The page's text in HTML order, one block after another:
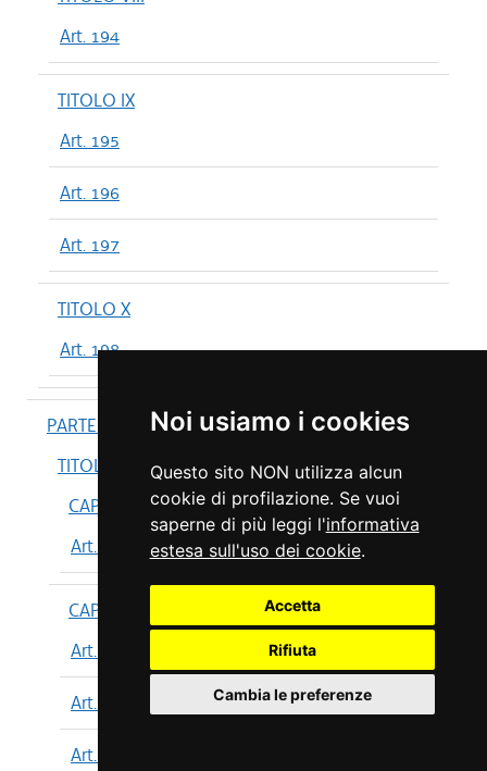
Noi usiamo i cookies
Questo sito NON utilizza alcun
cookie di profilazione. Se vuoi
saperne di più leggi l'informativa
estesa sull'uso dei cookie.
Accetta
Rifiuta
Cambia le preferenze
Art. 194
TITOLO IX
Art. 195
Art. 196
Art. 197
TITOLO X
Art. 198
PARTE IV
TITOLO I
CAPO I
Art. 199
CAPO II
Art. 200
Art. 201
Art. 202